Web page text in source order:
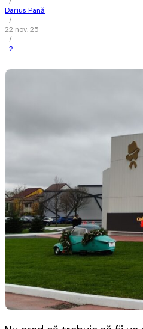
Darius Pană
/
22 nov. 25
/
2